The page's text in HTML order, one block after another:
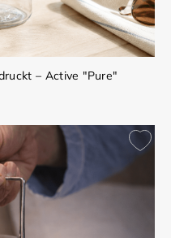
– Active "Pure"